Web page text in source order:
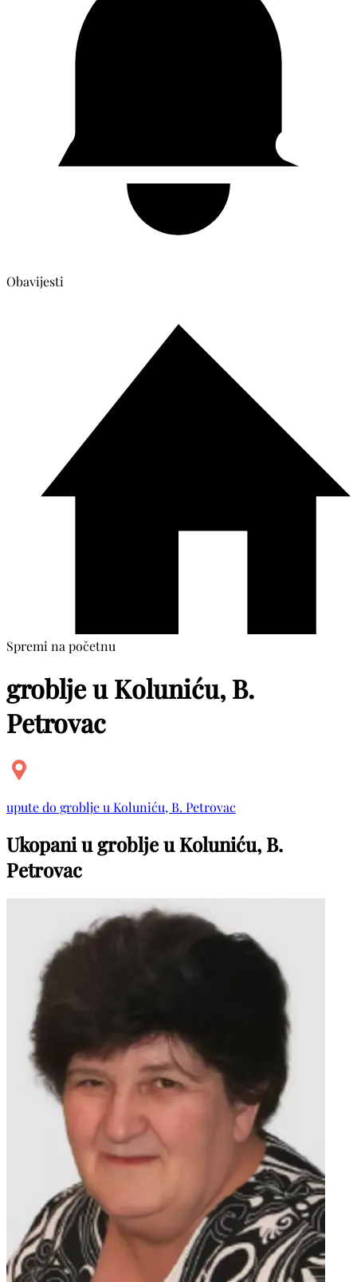
Obavijesti
Spremi na početnu
groblje u Koluniću, B.
Petrovac
upute do groblje u Koluniću, B. Petrovac
Ukopani u groblje u Koluniću, B.
Petrovac